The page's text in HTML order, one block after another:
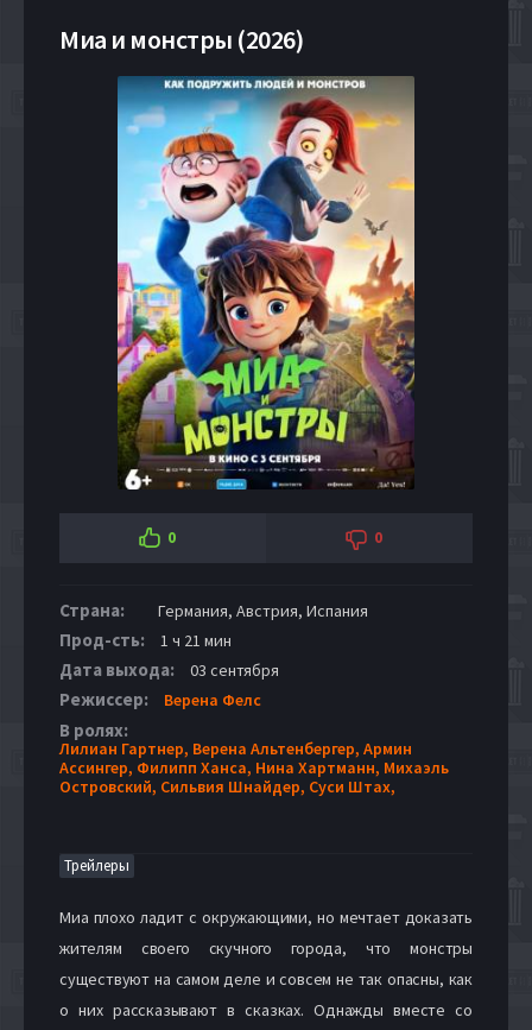
Миа и монстры (2026)
0 0
Страна: Германия, Австрия, Испания
Прод-сть: 1 ч 21 мин
Дата выхода: 03 сентября
Режиссер: Верена Фелс
В ролях:
Лилиан Гартнер, Верена Альтенбергер, Армин
Ассингер, Филипп Ханса, Нина Хартманн, Михаэль
Островский, Сильвия Шнайдер, Суси Штах,
Трейлеры
Миа плохо ладит с окружающими, но мечтает доказать
жителям своего скучного города, что монстры
существуют на самом деле и совсем не так опасны, как
о них рассказывают в сказках. Однажды вместе со